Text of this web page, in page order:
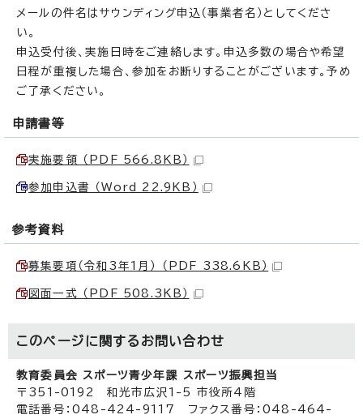
メールの件名はサウンディング申込（事業者名）としてくださ
い。
申込受付後、実施日時をご連絡します。申込多数の場合や希望
日程が重複した場合、参加をお断りすることがございます。予め
ご了承ください。
申請書等
実施要領 （PDF 566.8KB）
参加申込書 （Word 22.9KB）
参考資料
募集要項（令和3年1月） （PDF 338.6KB）
図面一式 （PDF 508.3KB）
このページに関する お問い合わせ
教育委員会 スポーツ青少年課 スポーツ振興担当
〒351-0192 和光市広沢1-5 市役所4階
電話番号：048-424-9117 ファクス番号：048-464-